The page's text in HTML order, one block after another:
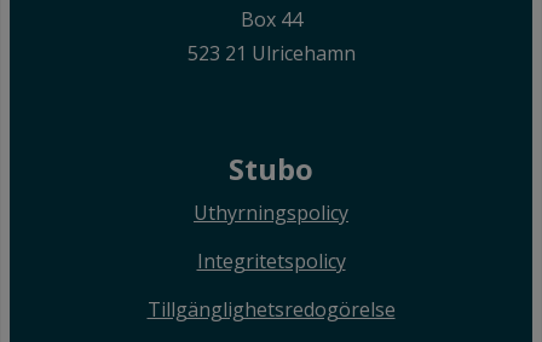
Box 44
523 21 Ulricehamn
Stubo
Uthyrningspolicy
Integritetspolicy
Tillgänglighetsredogörelse